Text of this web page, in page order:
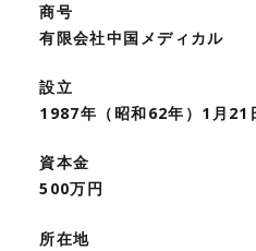
商号
有限会社中国メディカル
設立
1987年（昭和62年）1月21
資本金
500万円
所在地